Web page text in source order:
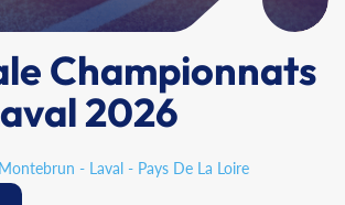
Championnats
2026
- Laval - Pays De La Loire